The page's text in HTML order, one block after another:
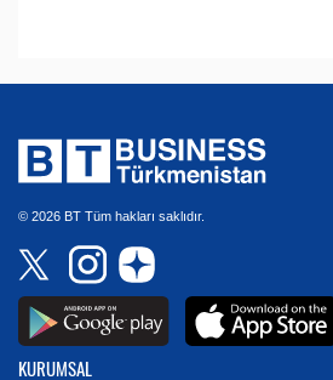
© 2026 BT Tüm hakları saklıdır.
KURUMSAL